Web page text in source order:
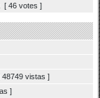
[ 46 votes ]
48749 vistas ]
]